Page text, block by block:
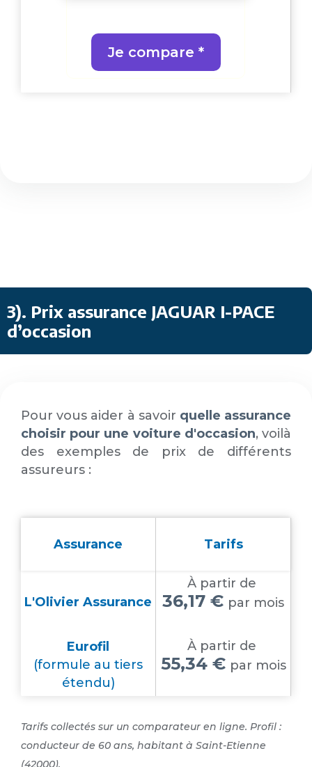
Je compare *
3). Prix assurance JAGUAR I-PACE
d’occasion
Pour vous aider à savoir quelle assurance
choisir pour une voiture d'occasion, voilà
des exemples de prix de différents
assureurs :
Assurance Tarifs
L'Olivier Assurance
À partir de
36,17 € par mois
Eurofil
(formule au tiers
étendu)
À partir de
55,34 € par mois
Tarifs collectés sur un comparateur en ligne. Profil :
conducteur de 60 ans, habitant à Saint-Etienne
(42000).